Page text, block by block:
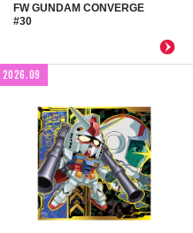
FW GUNDAM CONVERGE
#30
2026.09